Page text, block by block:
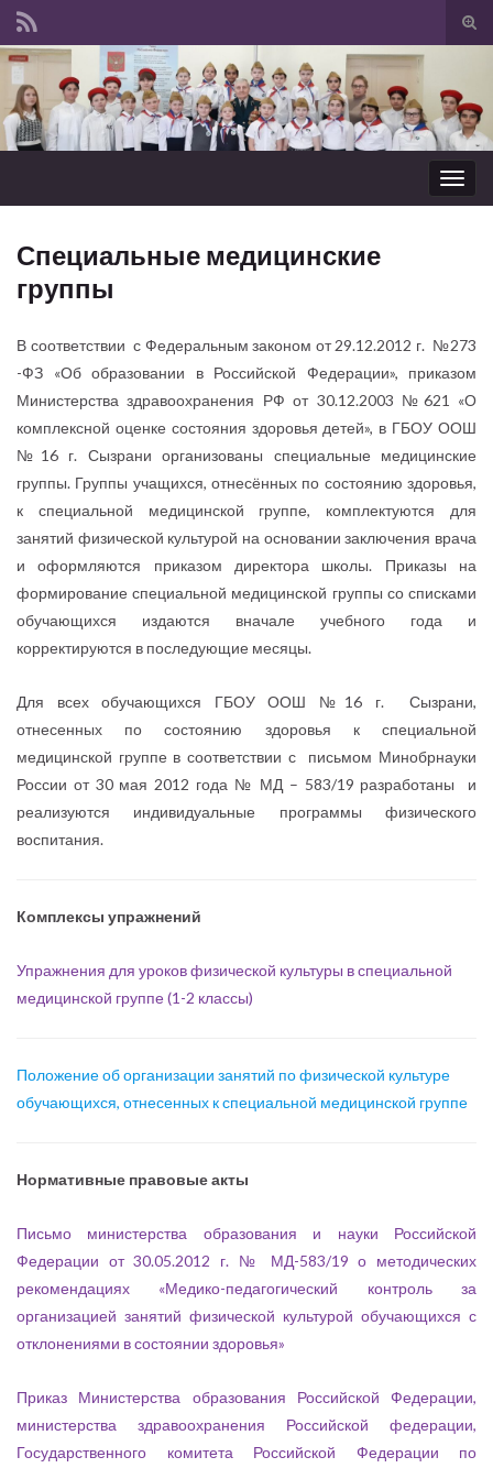
Вкл/
Search for:
Вкл/
выкл
Специальные медицинские
группы
В соответствии с Федеральным законом от 29.12.2012 г. №273
-ФЗ «Об образовании в Российской Федерации», приказом
Министерства здравоохранения РФ от 30.12.2003 №621 «О
комплексной оценке состояния здоровья детей», в ГБОУ ООШ
№16 г. Сызрани организованы специальные медицинские
группы. Группы учащихся, отнесённых по состоянию здоровья,
к специальной медицинской группе, комплектуются для
занятий физической культурой на основании заключения врача
и оформляются приказом директора школы. Приказы на
формирование специальной медицинской группы со списками
обучающихся издаются вначале учебного года и
корректируются в последующие месяцы.
Для всех обучающихся ГБОУ ООШ №16 г. Сызрани,
отнесенных по состоянию здоровья к специальной
медицинской группе в соответствии с письмом Минобрнауки
России от 30 мая 2012 года № МД – 583/19 разработаны и
реализуются индивидуальные программы физического
воспитания.
Комплексы упражнений
Упражнения для уроков физической культуры в специальной
медицинской группе (1-2 классы)
Положение об организации занятий по физической культуре
обучающихся, отнесенных к специальной медицинской группе
Нормативные правовые акты
Письмо министерства образования и науки Российской
Федерации от 30.05.2012 г. № МД-583/19 о методических
рекомендациях «Медико-педагогический контроль за
организацией занятий физической культурой обучающихся с
отклонениями в состоянии здоровья»
Приказ Министерства образования Российской Федерации,
министерства здравоохранения Российской федерации,
Государственного комитета Российской Федерации по